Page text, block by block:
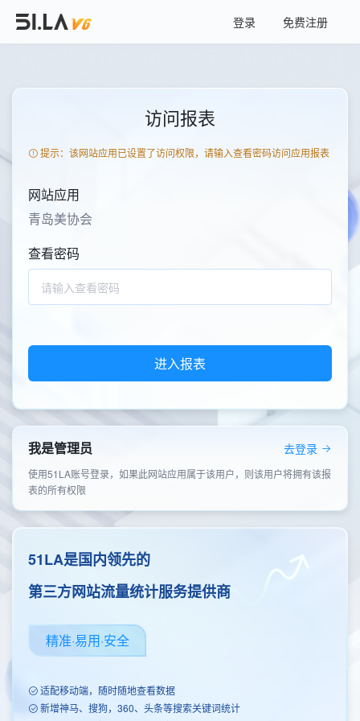
登录 免费注册
51LA是国内领先的
第三方网站流量统计服务提供商
精准·易用·安全
适配移动端，随时随地查看数据
新增神马、搜狗，360、头条等搜索关键词统计
我是管理员 去登录
使用51LA账号登录，如果此网站应用属于该用户，则该用户将拥有该报
表的所有权限
访问报表
提示：该网站应用已设置了访问权限，请输入查看密码访问应用报表
网站应用
青岛美协会
查看密码
进入报表